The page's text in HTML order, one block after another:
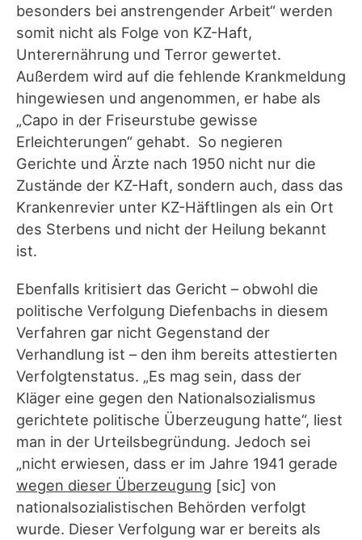
besonders bei anstrengender Arbeit“ werden
somit nicht als Folge von KZ-Haft,
Unterernährung und Terror gewertet.
Außerdem wird auf die fehlende Krankmeldung
hingewiesen und angenommen, er habe als
„Capo in der Friseurstube gewisse
Erleichterungen“ gehabt. So negieren
Gerichte und Ärzte nach 1950 nicht nur die
Zustände der KZ-Haft, sondern auch, dass das
Krankenrevier unter KZ-Häftlingen als ein Ort
des Sterbens und nicht der Heilung bekannt
ist.
Ebenfalls kritisiert das Gericht – obwohl die
politische Verfolgung Diefenbachs in diesem
Verfahren gar nicht Gegenstand der
Verhandlung ist – den ihm bereits attestierten
Verfolgtenstatus. „Es mag sein, dass der
Kläger eine gegen den Nationalsozialismus
gerichtete politische Überzeugung hatte“, liest
man in der Urteilsbegründung. Jedoch sei
„nicht erwiesen, dass er im Jahre 1941 gerade
wegen dieser Überzeugung [sic] von
nationalsozialistischen Behörden verfolgt
wurde. Dieser Verfolgung war er bereits als